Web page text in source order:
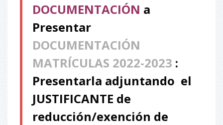
DOCUMENTACIÓN a
Presentar
DOCUMENTACIÓN
MATRÍCULAS 2022-2023 :
Presentarla adjuntando el
JUSTIFICANTE de
reducción/exención de